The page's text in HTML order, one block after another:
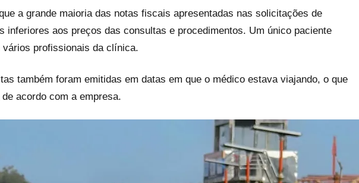
a grande maioria das notas fiscais apresentadas nas solicitações de
inferiores aos preços das consultas e procedimentos. Um único paciente
profissionais da clínica.
também foram emitidas em datas em que o médico estava viajando, o que
acordo com a empresa.